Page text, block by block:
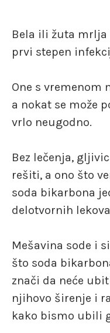
Bela ili žuta mrlja
prvi stepen
One s
a nokat se može
vrlo neugodno.
Bez lečenja,
rešiti, a ono što
soda bikarbona
delotvornih
Mešavina sode i
što soda
znači da neće
njihovo širenje i
kako bismo ubili